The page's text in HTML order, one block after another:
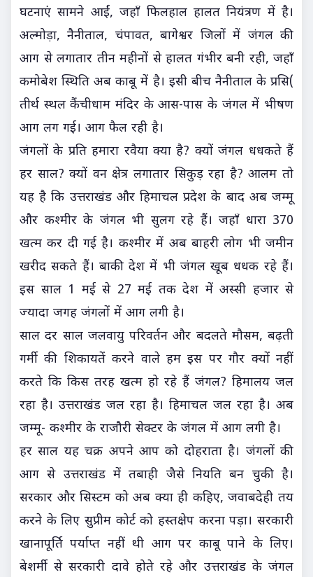
घटनाएं सामने आईं, जहाँ फिलहाल हालत नियंत्रण में है।
अल्मोड़ा, नैनीताल, चंपावत, बागेश्वर जिलों में जंगल की
आग से लगातार तीन महीनों से हालत गंभीर बनी रही, जहाँ
कमोबेश स्थिति अब काबू में है। इसी बीच नैनीताल के प्रसि(
तीर्थ स्थल कैंचीधाम मंदिर के आस-पास के जंगल में भीषण
आग लग गई। आग फैल रही है।
जंगलों के प्रति हमारा रवैया क्या है? क्यों जंगल धधकते हैं
हर साल? क्यों वन क्षेत्र लगातार सिकुड़ रहा है? आलम तो
यह है कि उत्तराखंड और हिमाचल प्रदेश के बाद अब जम्मू
और कश्मीर के जंगल भी सुलग रहे हैं। जहाँ धारा 370
खत्म कर दी गई है। कश्मीर में अब बाहरी लोग भी जमीन
खरीद सकते हैं। बाकी देश में भी जंगल खूब धधक रहे हैं।
इस साल 1 मई से 27 मई तक देश में अस्सी हजार से
ज्यादा जगह जंगलों में आग लगी है।
साल दर साल जलवायु परिवर्तन और बदलते मौसम, बढ़ती
गर्मी की शिकायतें करने वाले हम इस पर गौर क्यों नहीं
करते कि किस तरह खत्म हो रहे हैं जंगल? हिमालय जल
रहा है। उत्तराखंड जल रहा है। हिमाचल जल रहा है। अब
जम्मू- कश्मीर के राजौरी सेक्टर के जंगल में आग लगी है।
हर साल यह चक्र अपने आप को दोहराता है। जंगलों की
आग से उत्तराखंड में तबाही जैसे नियति बन चुकी है।
सरकार और सिस्टम को अब क्या ही कहिए, जवाबदेही तय
करने के लिए सुप्रीम कोर्ट को हस्तक्षेप करना पड़ा। सरकारी
खानापूर्ति पर्याप्त नहीं थी आग पर काबू पाने के लिए।
बेशर्मी से सरकारी दावे होते रहे और उत्तराखंड के जंगल